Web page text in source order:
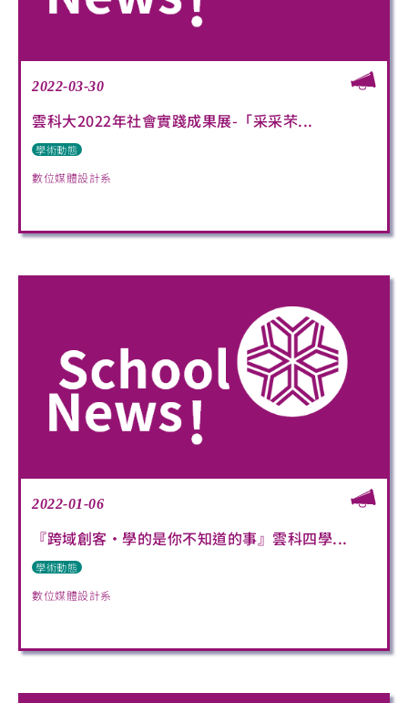
2022-03-30
雲科大2022年社會實踐成果展-「采采芣...
學術動態
數位媒體設計系
2022-01-06
『跨域創客・學的是你不知道的事』雲科四學...
學術動態
數位媒體設計系